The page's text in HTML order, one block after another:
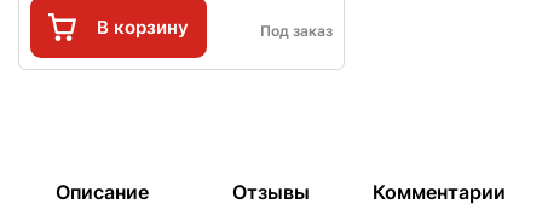
В корзину Под заказ
Описание Отзывы Комментарии